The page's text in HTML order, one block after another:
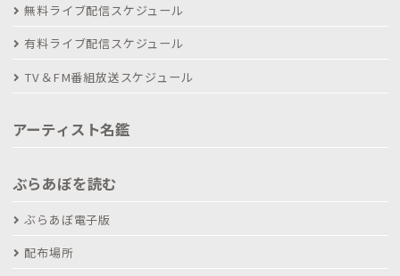
無料ライブ配信スケジュール
有料ライブ配信スケジュール
TV＆FM番組放送スケジュール
アーティスト名鑑
ぶらあぼを読む
ぶらあぼ電子版
配布場所